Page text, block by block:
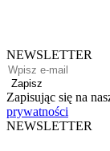
NEWSLETTER
Zapisz
Zapisując się na
prywatności
NEWSLETTER